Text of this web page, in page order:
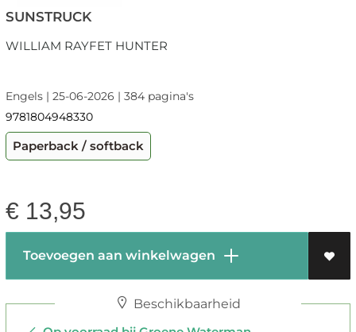
SUNSTRUCK
WILLIAM RAYFET HUNTER
Engels | 25-06-2026 | 384 pagina's
9781804948330
Paperback / softback
€ 13,95
Toevoegen aan winkelwagen
Beschikbaarheid